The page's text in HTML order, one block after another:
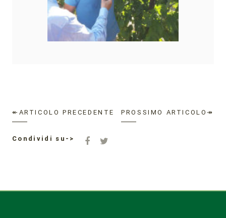
↞ARTICOLO PRECEDENTE PROSSIMO ARTICOLO↠
Condividi su->